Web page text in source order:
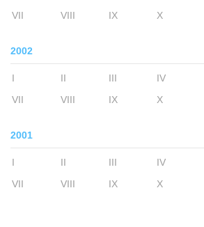
VII
VIII IX X
2002
I II III IV
VII
VIII IX X
2001
I II III IV
VII
VIII IX X